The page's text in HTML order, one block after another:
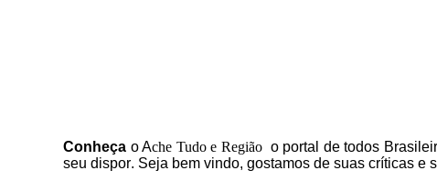
Conheça oAche Tudo e Regiãoo portal de todos
seu dispor. Seja bem vindo, gostamos de suas críticas e